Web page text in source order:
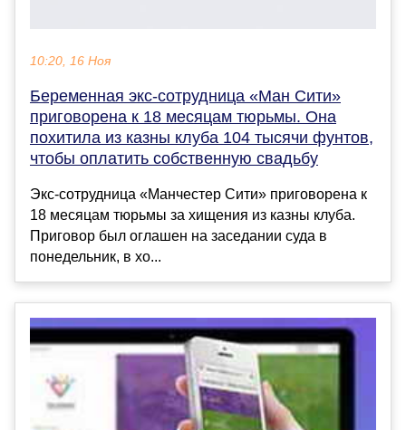
10:20, 16 Ноя
Беременная экс-сотрудница «Ман Сити»
приговорена к 18 месяцам тюрьмы. Она
похитила из казны клуба 104 тысячи фунтов,
чтобы оплатить собственную свадьбу
Экс-сотрудница «Манчестер Сити» приговорена к
18 месяцам тюрьмы за хищения из казны клуба.
Приговор был оглашен на заседании суда в
понедельник, в хо...